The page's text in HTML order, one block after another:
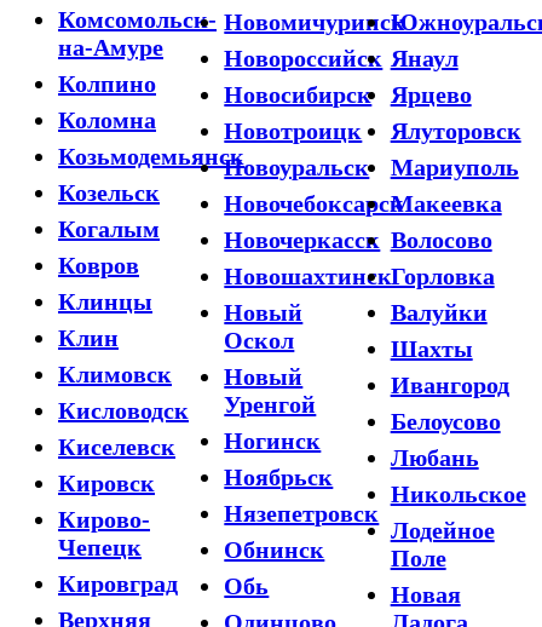
Комсомольск-
на-Амуре
Колпино
Коломна
Козьмодемьянск
Козельск
Когалым
Ковров
Клинцы
Клин
Климовск
Кисловодск
Киселевск
Кировск
Кирово-
Чепецк
Кировград
Верхняя
Новомичуринск
Новороссийск
Новосибирск
Новотроицк
Новоуральск
Новочебоксарск
Новочеркасск
Новошахтинск
Новый
Оскол
Новый
Уренгой
Ногинск
Ноябрьск
Нязепетровск
Обнинск
Обь
Янаул
Ярцево
Ялуторовск
Мариуполь
Макеевка
Волосово
Горловка
Валуйки
Шахты
Ивангород
Белоусово
Любань
Никольское
Лодейное
Поле
Новая